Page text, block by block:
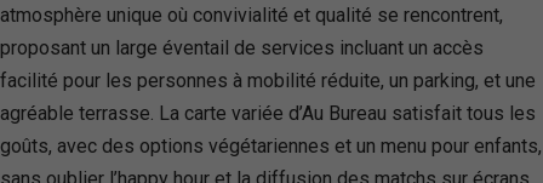
atmosphère unique où convivialité et qualité se rencontrent,
proposant un large éventail de services incluant un accès
facilité pour les personnes à mobilité réduite, un parking, et une
agréable terrasse. La carte variée d’Au Bureau satisfait tous les
goûts, avec des options végétariennes et un menu pour enfants,
sans oublier l’happy hour et la diffusion des matchs sur écrans